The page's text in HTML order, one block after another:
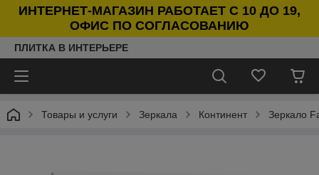
ИНТЕРНЕТ-МАГАЗИН РАБОТАЕТ С 10 ДО 19,
ОФИС ПО СОГЛАСОВАНИЮ
ПЛИТКА В ИНТЕРЬЕРЕ
Товары и услуги Зеркала Континент Зеркало